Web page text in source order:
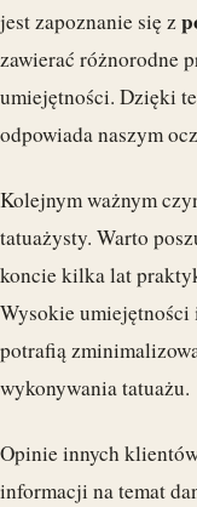
jest zapoznanie się z
zawierać różnorodne
umiejętności. Dzięki
odpowiada naszym
Kolejnym ważnym
tatuażysty. Warto
koncie kilka lat
Wysokie umiejętności
potrafią
wykonywania tatuażu.
Opinie innych
informacji na temat